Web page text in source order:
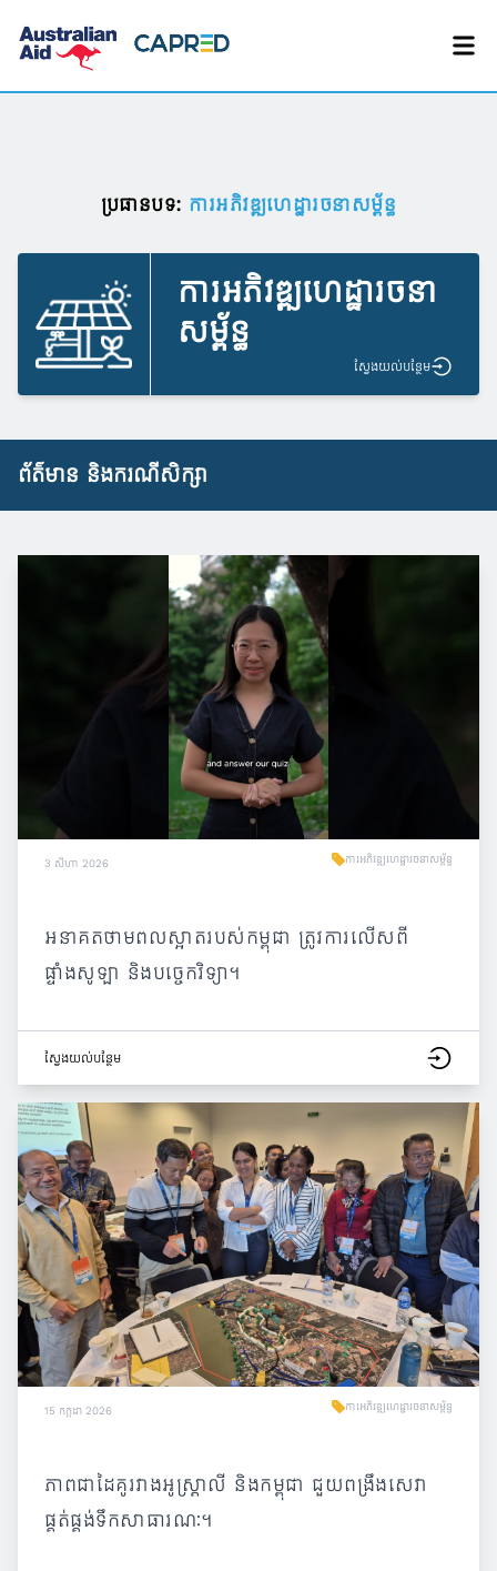
ប្រធានបទ: ការអភិវឌ្ឍហេដ្ឋារចនាសម្ព័ន្ធ
ការអភិវឌ្ឍហេដ្ឋារចនា
សម្ព័ន្ធ
ស្វែង​យល់​បន្ថែម
ព័ត៌មាន និងករណីសិក្សា
3 សីហា 2026 ការអភិវឌ្ឍហេដ្ឋារចនាសម្ព័ន្ធ
អនាគតថាមពលស្អាតរបស់កម្ពុជា ត្រូវការលើសពី
ផ្ទាំងសូឡា និងបច្ចេកវិទ្យា។
ស្វែង​យល់​បន្ថែម
15 កក្កដា 2026 ការអភិវឌ្ឍហេដ្ឋារចនាសម្ព័ន្ធ
ភាពជាដៃគូរវាងអូស្ត្រាលី និងកម្ពុជា ជួយពង្រឹងសេវា
ផ្គត់ផ្គង់ទឹកសាធារណៈ។